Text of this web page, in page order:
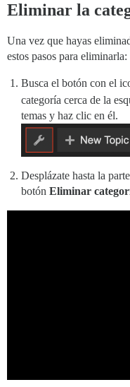
Eliminar la
Una vez que hayas
estos pasos para eliminarla:
Busca el botón con el
categoría cerca de la
temas y haz clic en él.
Desplázate hasta la
botón Eliminar